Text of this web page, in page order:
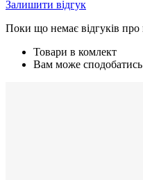
Залишити відгук
Поки що немає відгуків про
Товари в комлект
Вам може сподобатись